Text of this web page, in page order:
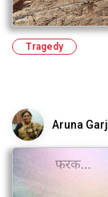
Tragedy
Aruna